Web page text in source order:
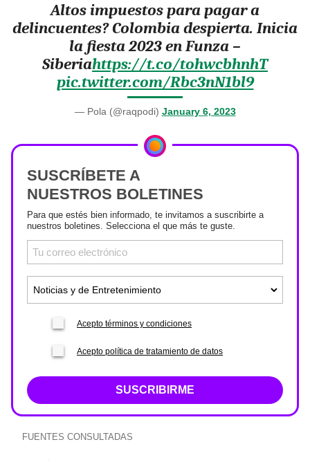
Altos impuestos para pagar a
delincuentes? Colombia despierta. Inicia
la fiesta 2023 en Funza –
Siberiahttps://t.co/tohwcbhnhT
pic.twitter.com/Rbc3nN1bl9
— Pola (@raqpodi) January 6, 2023
SUSCRÍBETE A
NUESTROS BOLETINES
Para que estés bien informado, te invitamos a suscribirte a
nuestros boletines. Selecciona el que más te guste.
Acepto términos y condiciones
Acepto política de tratamiento de datos
SUSCRIBIRME
FUENTES CONSULTADAS